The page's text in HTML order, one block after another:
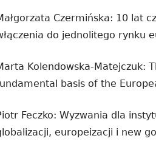
Czermińska: 10 lat
do jednolitego rynku
Kolendowska-Matejczuk:
basis of the
Feczko: Wyzwania dla
europeizacji i new